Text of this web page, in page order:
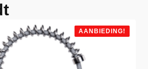
AANBIEDING!